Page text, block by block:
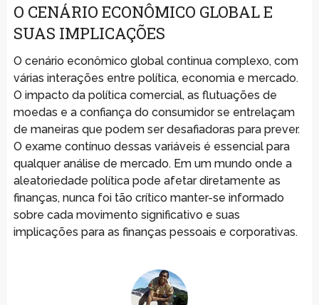
O CENÁRIO ECONÔMICO GLOBAL E
SUAS IMPLICAÇÕES
O cenário econômico global continua complexo, com
várias interações entre política, economia e mercado.
O impacto da política comercial, as flutuações de
moedas e a confiança do consumidor se entrelaçam
de maneiras que podem ser desafiadoras para prever.
O exame contínuo dessas variáveis é essencial para
qualquer análise de mercado. Em um mundo onde a
aleatoriedade política pode afetar diretamente as
finanças, nunca foi tão crítico manter-se informado
sobre cada movimento significativo e suas
implicações para as finanças pessoais e corporativas.